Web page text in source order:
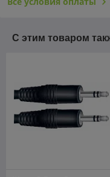
С этим товаром